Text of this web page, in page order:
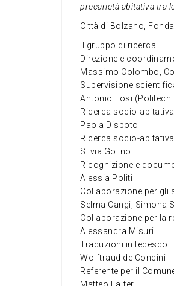
precarietà abitativa tra
Città di Bolzano,
Il gruppo di ricerca
Direzione e
Massimo Colombo,
Supervisione
Antonio Tosi
Ricerca socio-
Paola Dispoto
Ricerca socio-
Silvia Golino
Ricognizione e
Alessia Politi
Collaborazione per gli
Selma Cangi, Simona
Collaborazione per la
Alessandra Misuri
Traduzioni in tedesco
Wolftraud de Concini
Referente per il